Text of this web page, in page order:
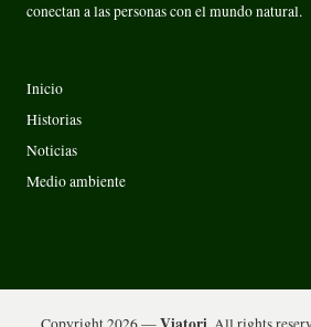
conectan a las personas con el mundo natural.
Inicio
Historias
Noticias
Medio ambiente